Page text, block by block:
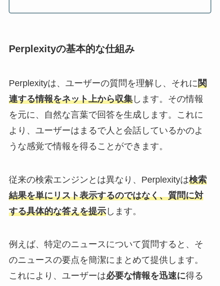
Perplexityの基本的な仕組み
Perplexityは、ユーザーの質問を理解し、それに関
連する情報をネット上から収集します。その情報
を元に、自然な言葉で回答を生成します。これに
より、ユーザーはまるで人と会話しているかのよ
うな感覚で情報を得ることができます。
従来の検索エンジンとは異なり、Perplexityは検索
結果を単にリスト表示するのではなく、質問に対
する具体的な答えを提示します。
例えば、特定のニュースについて質問すると、そ
のニュースの要点を簡潔にまとめて提供します。
これにより、ユーザーは必要な情報を迅速に得る